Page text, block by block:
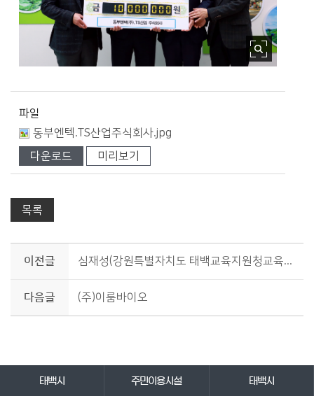
파일
동부엔텍.TS산업주식회사.jpg
다운로드
미리보기
목록
이전글 심재성(강원특별자치도 태백교육지원청교육장(전)
다음글 (주)이룸바이오
태백시 주민이용시설 태백시